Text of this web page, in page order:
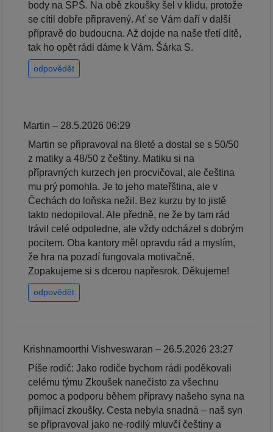
body na SPŠ. Na obě zkoušky šel v klidu, protože
se cítil dobře připravený. Ať se Vám daří v další
přípravě do budoucna. Až dojde na naše třetí dítě,
tak ho opět rádi dáme k Vám. Šárka S.
odpovědět
Martin – 28.5.2026 06:29
Martin se připravoval na 8leté a dostal se s 50/50
z matiky a 48/50 z češtiny. Matiku si na
přípravných kurzech jen procvičoval, ale čeština
mu prý pomohla. Je to jeho mateřština, ale v
Čechách do loňska nežil. Bez kurzu by to jistě
takto nedopiloval. Ale předně, ne že by tam rád
trávil celé odpoledne, ale vždy odcházel s dobrým
pocitem. Oba kantory měl opravdu rád a myslím,
že hra na pozadí fungovala motivačně.
Zopakujeme si s dcerou napřesrok. Děkujeme!
odpovědět
Krishnamoorthi Vishveswaran – 26.5.2026 23:27
Píše rodič: Jako rodiče bychom rádi poděkovali
celému týmu Zkoušek nanečisto za všechnu
pomoc a podporu během přípravy našeho syna na
přijímací zkoušky. Cesta nebyla snadná – naš syn
se připravoval jako ne-rodilý mluvčí češtiny a